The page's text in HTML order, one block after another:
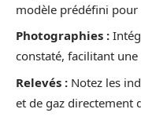
modèle prédéfini
Photographies :
constaté, facilitant
Relevés : Notez les
et de gaz directement